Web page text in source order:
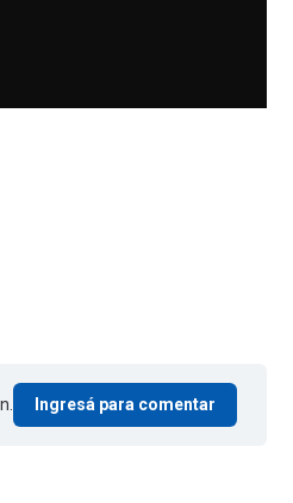
Ingresá para comentar